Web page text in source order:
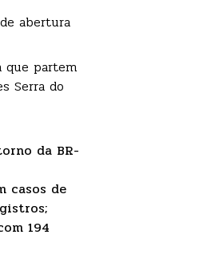
abertura
que partem
Serra do
da BR-
casos de
194